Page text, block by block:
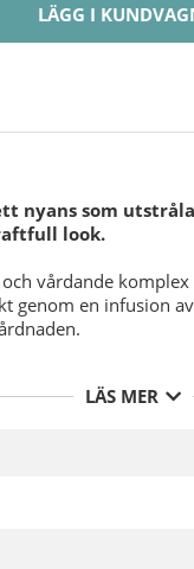
LÄGG I
nyans som
look.
vårdande
genom en infusion
ej då det är
LÄS MER